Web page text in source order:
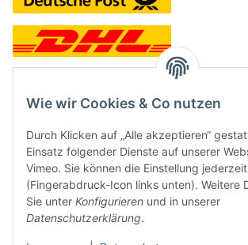
Neben dem Onlineshop haben wir ein
Frontline Games
Färbereiweg 3A
24358 Hütten
Wie wir Cookies & Co nutzen
Durch Klicken auf „Alle akzeptieren“
Einsatz folgender Dienste auf unserer
Vimeo. Sie können die Einstellung
(Fingerabdruck-Icon links unten). Weitere
Sie unter Konfigurieren und in unserer
Datenschutzerklärung.